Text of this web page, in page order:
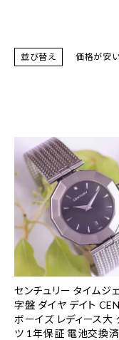
並び替え 価格が安
センチュリー タイムジ
字盤 ダイヤ デイト
ボーイズ レディース大
ツ 1年保証 電池交換済